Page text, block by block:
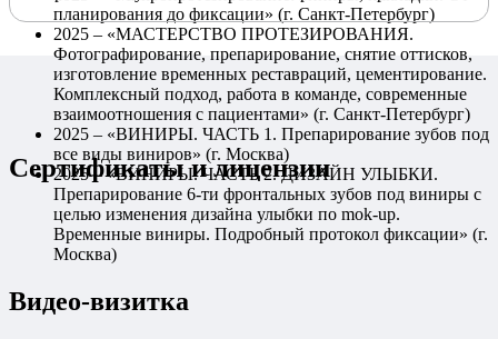
планирования до фиксации» (г. Санкт-Петербург)
2025 – «МАСТЕРСТВО ПРОТЕЗИРОВАНИЯ.
Фотографирование, препарирование, снятие оттисков,
изготовление временных реставраций, цементирование.
Комплексный подход, работа в команде, современные
взаимоотношения с пациентами» (г. Санкт-Петербург)
2025 – «ВИНИРЫ. ЧАСТЬ 1. Препарирование зубов под
все виды виниров» (г. Москва)
2025 – «ВИНИРЫ. ЧАСТЬ 2. ДИЗАЙН УЛЫБКИ.
Препарирование 6-ти фронтальных зубов под виниры с
целью изменения дизайна улыбки по mok-up.
Временные виниры. Подробный протокол фиксации» (г.
Москва)
Видео-визитка
Сертификаты и лицензии